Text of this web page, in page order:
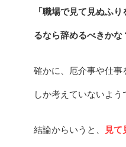
「職場で見て見ぬふ
るなら辞めるべきかな
確かに、厄介事や仕事
しか考えていないよう
結論からいうと、 見て